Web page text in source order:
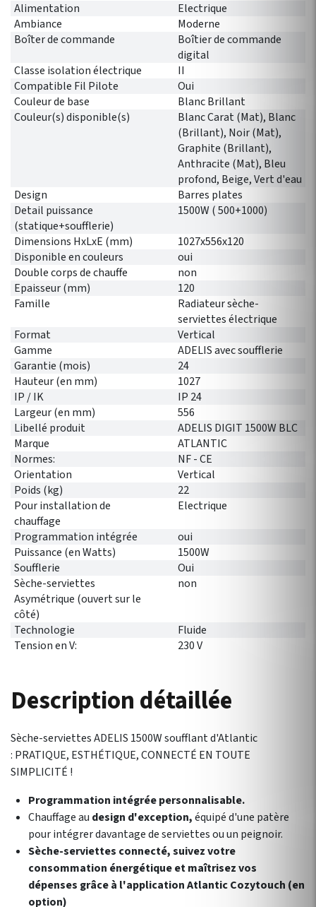
Alimentation
Electrique
Ambiance
Moderne
Boîter de commande
Boîtier de commande
digital
Classe isolation électrique
II
Compatible Fil Pilote
Oui
Couleur de base
Blanc Brillant
Couleur(s) disponible(s)
Blanc Carat (Mat), Blanc
(Brillant), Noir (Mat),
Graphite (Brillant),
Anthracite (Mat), Bleu
profond, Beige, Vert d'eau
Design
Barres plates
Detail puissance
(statique+soufflerie)
1500W ( 500+1000)
Dimensions HxLxE (mm)
1027x556x120
Disponible en couleurs
oui
Double corps de chauffe
non
Epaisseur (mm)
120
Famille
Radiateur sèche-
serviettes électrique
Format
Vertical
Gamme
ADELIS avec soufflerie
Garantie (mois)
24
Hauteur (en mm)
1027
IP / IK
IP 24
Largeur (en mm)
556
Libellé produit
ADELIS DIGIT 1500W BLC
Marque
ATLANTIC
Normes:
NF - CE
Orientation
Vertical
Poids (kg)
22
Pour installation de
chauffage
Electrique
Programmation intégrée
oui
Puissance (en Watts)
1500W
Soufflerie
Oui
Sèche-serviettes
Asymétrique (ouvert sur le
côté)
non
Technologie
Fluide
Tension en V:
230 V
Description détaillée
Sèche-serviettes ADELIS 1500W soufflant d'Atlantic
: PRATIQUE, ESTHÉTIQUE, CONNECTÉ EN TOUTE
SIMPLICITÉ !
Programmation intégrée personnalisable.
Chauffage au design d'exception,équipé d'une patère
pour intégrer davantage de serviettes ou un peignoir.
Sèche-serviettes connecté, suivez votre
consommation énergétique et maîtrisez vos
dépenses grâce à l'application Atlantic Cozytouch (en
option)